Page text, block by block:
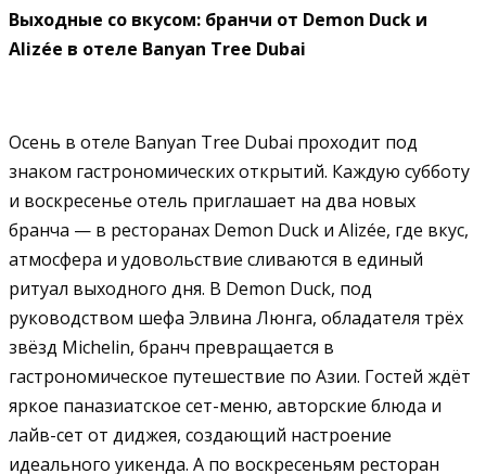
Выходные со вкусом: бранчи от Demon Duck и
Alizée в отеле Banyan Tree Dubai
Осень в отеле Banyan Tree Dubai проходит под
знаком гастрономических открытий. Каждую субботу
и воскресенье отель приглашает на два новых
бранча — в ресторанах Demon Duck и Alizée, где вкус,
атмосфера и удовольствие сливаются в единый
ритуал выходного дня. В Demon Duck, под
руководством шефа Элвина Люнга, обладателя трёх
звёзд Michelin, бранч превращается в
гастрономическое путешествие по Азии. Гостей ждёт
яркое паназиатское сет-меню, авторские блюда и
лайв-сет от диджея, создающий настроение
идеального уикенда. А по воскресеньям ресторан